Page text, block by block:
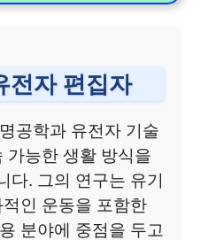
전자 편집자
공학과 유전자 기술
가능한 생활 방식을
다. 그의 연구는 유기
인 운동을 포함한
분야에 중점을 두고